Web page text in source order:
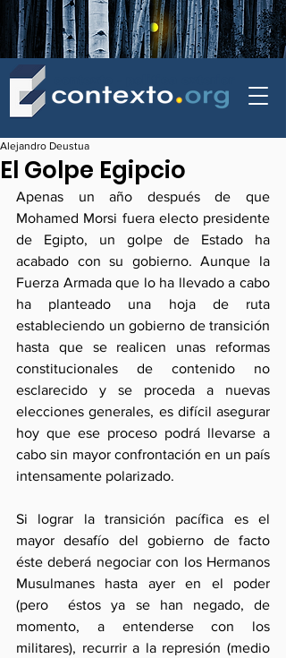
El Golpe Egipcio
Alejandro Deustua
Apenas un año después de que
Mohamed Morsi fuera electo presidente
de Egipto, un golpe de Estado ha
acabado con su gobierno. Aunque la
Fuerza Armada que lo ha llevado a cabo
ha planteado una hoja de ruta
estableciendo un gobierno de transición
hasta que se realicen unas reformas
constitucionales de contenido no
esclarecido y se proceda a nuevas
elecciones generales, es difícil asegurar
hoy que ese proceso podrá llevarse a
cabo sin mayor confrontación en un país
intensamente polarizado.
Si lograr la transición pacífica es el
mayor desafío del gobierno de facto
éste deberá negociar con los Hermanos
Musulmanes hasta ayer en el poder
(pero  éstos ya se han negado, de
momento, a entenderse con los
militares), recurrir a la represión (medio